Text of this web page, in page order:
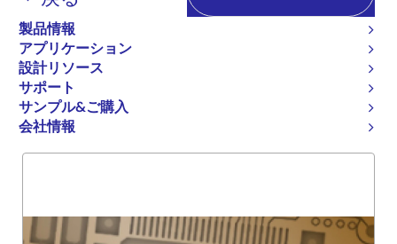
製品情報
アプリケーション
設計リソース
サポート
サンプル&ご購入
会社情報
ず
54FCT2374T
概要